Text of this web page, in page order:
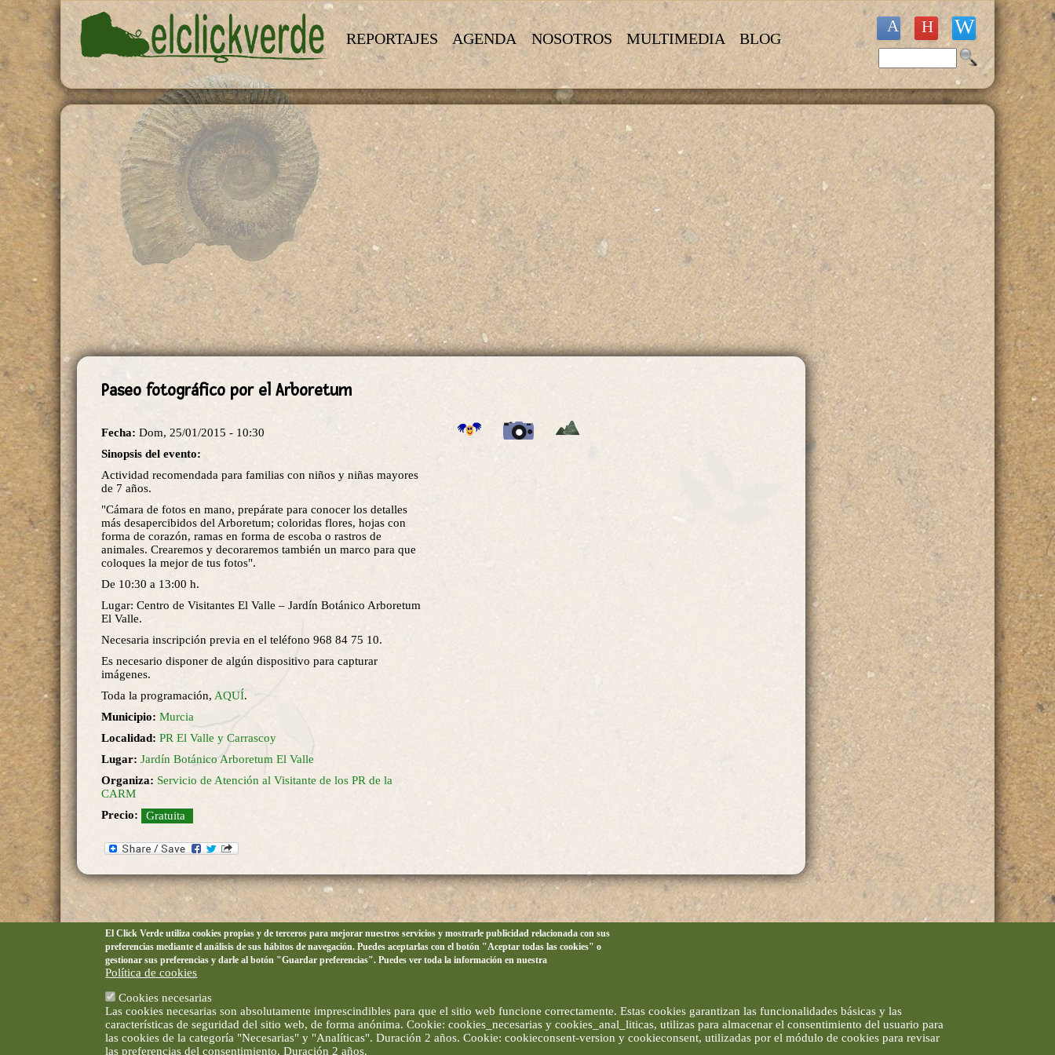
Pasar al contenido principal
REPORTAJES AGENDA NOSOTROS MULTIMEDIA BLOG
Formulario de búsqueda
Paseo fotográfico por el Arboretum
Fecha: Dom, 25/01/2015 - 10:30
Sinopsis del evento:
Actividad recomendada para familias con niños y niñas mayores
de 7 años.
"Cámara de fotos en mano, prepárate para conocer los detalles
más desapercibidos del Arboretum; coloridas flores, hojas con
forma de corazón, ramas en forma de escoba o rastros de
animales. Crearemos y decoraremos también un marco para que
coloques la mejor de tus fotos".
De 10:30 a 13:00 h.
Lugar: Centro de Visitantes El Valle – Jardín Botánico Arboretum
El Valle.
Necesaria inscripción previa en el teléfono 968 84 75 10.
Es necesario disponer de algún dispositivo para capturar
imágenes.
Toda la programación, AQUÍ.
Municipio: Murcia
Localidad: PR El Valle y Carrascoy
Lugar: Jardín Botánico Arboretum El Valle
Organiza: Servicio de Atención al Visitante de los PR de la
CARM
Precio:
Gratuita
El Click Verde utiliza cookies propias y de terceros para mejorar nuestros servicios y mostrarle publicidad relacionada con sus
preferencias mediante el análisis de sus hábitos de navegación. Puedes aceptarlas con el botón "Aceptar todas las cookies" o
gestionar sus preferencias y darle al botón "Guardar preferencias". Puedes ver toda la información en nuestra
Política de cookies
Cookies necesarias
Las cookies necesarias son absolutamente imprescindibles para que el sitio web funcione correctamente. Estas cookies garantizan las funcionalidades básicas y las
características de seguridad del sitio web, de forma anónima. Cookie: cookies_necesarias y cookies_anal_liticas, utilizas para almacenar el consentimiento del usuario para
las cookies de la categoría "Necesarias" y "Analíticas". Duración 2 años. Cookie: cookieconsent-version y cookieconsent, utilizadas por el módulo de cookies para revisar
las preferencias del consentimiento. Duración 2 años.